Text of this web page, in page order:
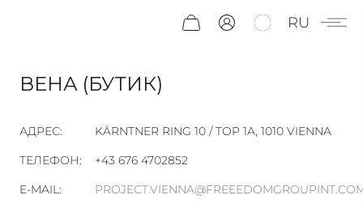
RU
ВЕНА (БУТИК)
АДРЕС:
KÄRNTNER RING 10 / TOP 1A, 1010 VIENNA
ТЕЛЕФОН:
+43 676 4702852
E-MAIL: